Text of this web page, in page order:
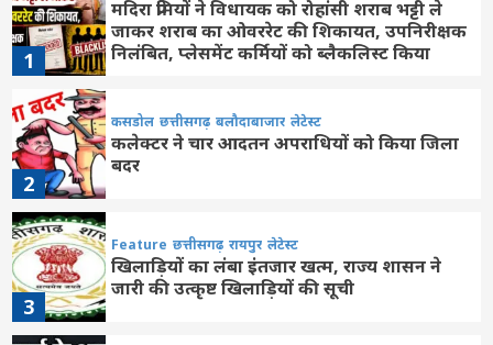
1
मदिरा प्रेमियों ने विधायक को रोहांसी शराब भट्टी ले
जाकर शराब का ओवररेट की शिकायत, उपनिरीक्षक
निलंबित, प्लेसमेंट कर्मियों को ब्लैकलिस्ट किया
2
कसडोल छत्तीसगढ़ बलौदाबाजार लेटेस्ट
कलेक्टर ने चार आदतन अपराधियों को किया जिला
बदर
3
Feature छत्तीसगढ़ रायपुर लेटेस्ट
खिलाड़ियों का लंबा इंतजार खत्म, राज्य शासन ने
जारी की उत्कृष्ट खिलाड़ियों की सूची